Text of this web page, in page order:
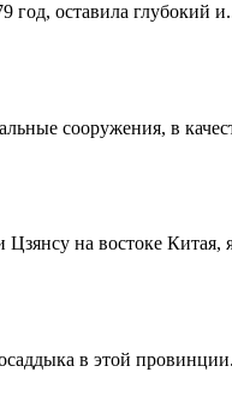
год, оставила глубокий
сооружения, в
на востоке Китая,
в этой